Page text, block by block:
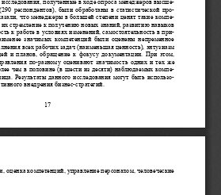
17
респондентов), были обработаны в статистической про-
что менеджеры в большей степени ценят такие компе-
их стремление к получению новых знаний, развитию навыков
к работе в условиях изменений, самостоятельность в при-
значимых  компетенций  были  оценены  непременное
всех рабочих задач (наименьшая ценность), энтузиазм
и планов, обращение к фокусу документации. При этом,
по-разному оценивают значимость одних и тех же
чем в половине (в шести из десяти) наблюдаемых компе-
Результаты данного исследования могут быть использо-
внедрения бизнес-стратегий.
оценка компетенций, управление персоналом, человеческие